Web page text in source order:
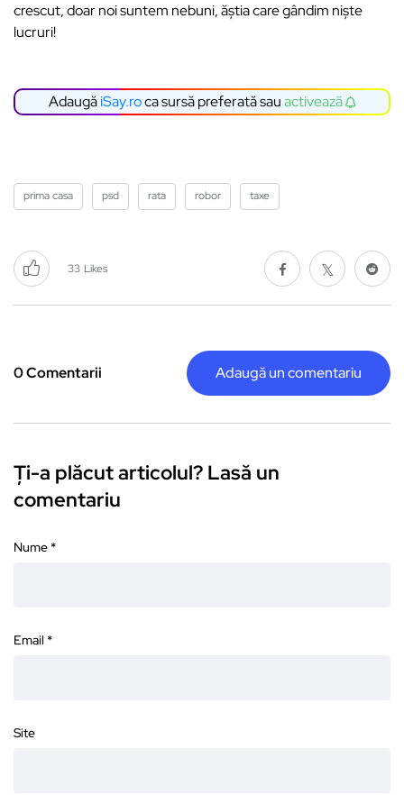
crescut, doar noi suntem nebuni, ăștia care gândim niște
lucruri!
AdaugăiSay.roca sursă preferată sauactivează
prima casa psd rata robor taxe
33 Likes
0 Comentarii Adaugă un comentariu
Ți-a plăcut articolul? Lasă un
comentariu
Nume *
Email *
Site